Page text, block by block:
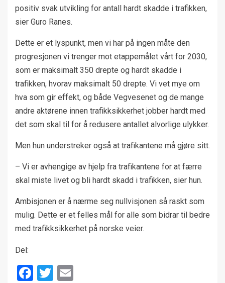
positiv svak utvikling for antall hardt skadde i trafikken,
sier Guro Ranes.
Dette er et lyspunkt, men vi har på ingen måte den
progresjonen vi trenger mot etappemålet vårt for 2030,
som er maksimalt 350 drepte og hardt skadde i
trafikken, hvorav maksimalt 50 drepte. Vi vet mye om
hva som gir effekt, og både Vegvesenet og de mange
andre aktørene innen trafikksikkerhet jobber hardt med
det som skal til for å redusere antallet alvorlige ulykker.
Men hun understreker også at trafikantene må gjøre sitt.
– Vi er avhengige av hjelp fra trafikantene for at færre
skal miste livet og bli hardt skadd i trafikken, sier hun.
Ambisjonen er å nærme seg nullvisjonen så raskt som
mulig. Dette er et felles mål for alle som bidrar til bedre
med trafikksikkerhet på norske veier.
Del:
Facebook
Twitter